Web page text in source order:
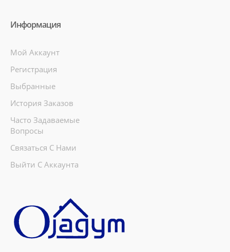
Информация
Мой Аккаунт
Регистрация
Выбранные
История Заказов
Часто Задаваемые
Вопросы
Связаться С Нами
Выйти С Аккаунта